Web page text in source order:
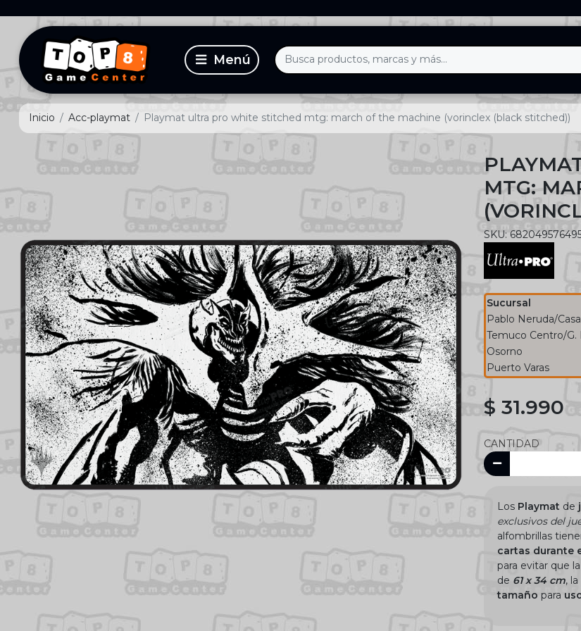
Inicio Acc-playmat Playmat ultra pro white stitched mtg: march of the machine (vorinclex (black stitched))
MTG:
SKU:
Sucursal
Pablo Neruda/
Temuco Centro/G.
Osorno
Puerto Varas
$ 31.990
CANTIDAD
Los Playmat de
exclusivos del
alfombrillas
cartas durante
para evitar que
de 61 x 34 cm,
tamaño para